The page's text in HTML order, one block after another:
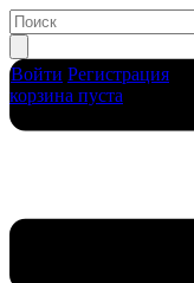
Войти Регистрация
корзина пуста